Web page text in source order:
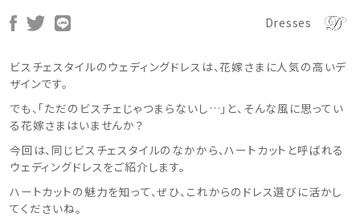
Dresses
ビスチェスタイルのウェディングドレスは、花嫁さまに人気の高いデ
ザインです。
でも、「ただのビスチェじゃつまらないし…」と、そんな風に思ってい
る花嫁さまはいませんか？
今回は、同じビスチェスタイルのなかから、ハートカットと呼ばれる
ウェディングドレスをご紹介します。
ハートカットの魅力を知って、ぜひ、これからのドレス選びに活かし
てくださいね。